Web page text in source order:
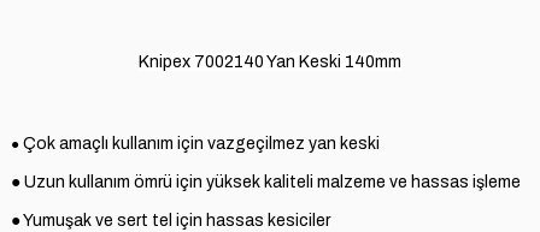
Knipex 7002140 Yan Keski 140mm
●Çok amaçlı kullanım için vazgeçilmez yan keski
● Uzun kullanım ömrü için yüksek kaliteli malzeme ve hassas işleme
● Yumuşak ve sert tel için hassas kesiciler